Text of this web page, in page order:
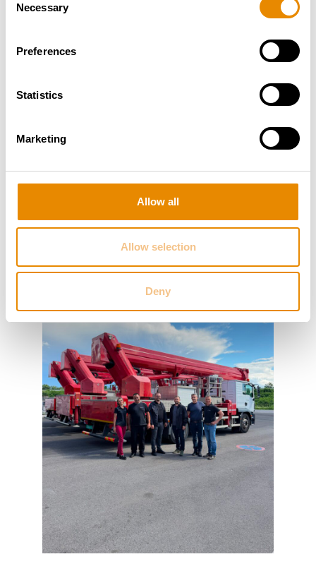
Selection
Necessary
Preferences
Statistics
Marketing
Allow all
Allow selection
Deny